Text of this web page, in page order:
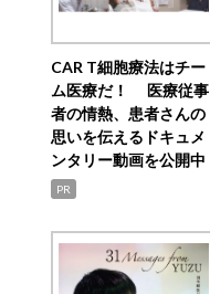
CAR T細胞療法はチー
ム医療だ！ 医療従事
者の情熱、患者さんの
思いを伝えるドキュメ
ンタリー動画を公開中
PR